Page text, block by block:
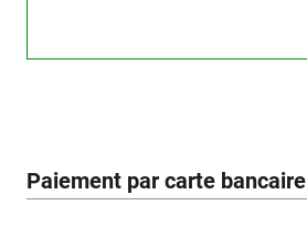
Paiement par carte bancaire